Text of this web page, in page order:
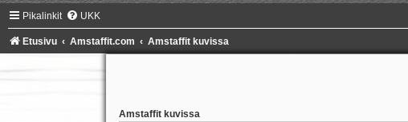
Pikalinkit UKK
Etusivu Amstaffit.com Amstaffit kuvissa
Amstaffit kuvissa